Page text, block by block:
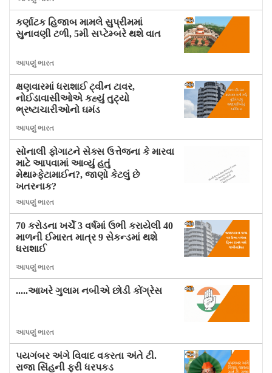
કર્ણાટક હિજાબ મામલે સુપ્રીમમાં
સુનાવણી ટળી, 5મી સપ્ટેમ્બરે થશે વાત
આપણું ભારત
ક્ષણવારમાં ધરાશાઈ ટ્વીન ટાવર,
નોઈડાવાસીઓએ કહ્યું તુટ્યો
ભ્રષ્ટાચારીઓનો ઘમંડ
આપણું ભારત
સોનાલી ફોગાટને સેક્સ ઉત્તેજના કે મારવા
માટે આપવામાં આવ્યું હતું
મેથામ્ફેટામાઈન?, જાણો કેટલું છે
ખતરનાક?
આપણું ભારત
70 કરોડના ખર્ચે 3 વર્ષમાં ઉભી કરાયેલી 40
માળની ઈમારત માત્ર 9 સેકન્ડમાં થશે
ધરાશાઈ
આપણું ભારત
.....આખરે ગુલામ નબીએ છોડી કોંગ્રેસ
આપણું ભારત
પયગંબર અંગે વિવાદ વકરતા અંતે ટી.
રાજા સિંહની ફરી ધરપકડ